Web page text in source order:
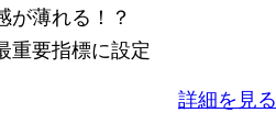
が薄れる！？
重要指標に設定
詳細を見る